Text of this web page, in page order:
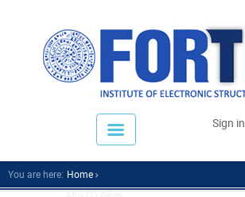
Sign in
You are here: Home